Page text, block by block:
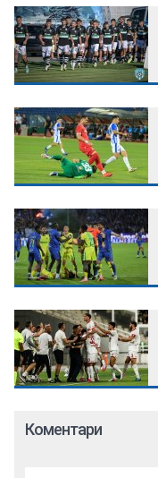
Коментари